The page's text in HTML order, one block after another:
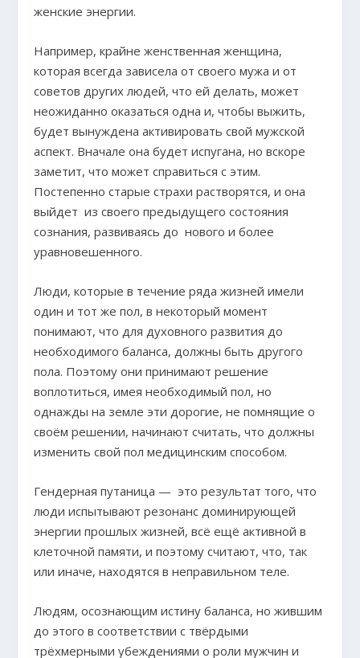
женские энергии.
Например, крайне женственная женщина,
которая всегда зависела от своего мужа и от
советов других людей, что ей делать, может
неожиданно оказаться одна и, чтобы выжить,
будет вынуждена активировать свой мужской
аспект. Вначале она будет испугана, но вскоре
заметит, что может справиться с этим.
Постепенно старые страхи растворятся, и она
выйдет из своего предыдущего состояния
сознания, развиваясь до нового и более
уравновешенного.
Люди, которые в течение ряда жизней имели
один и тот же пол, в некоторый момент
понимают, что для духовного развития до
необходимого баланса, должны быть другого
пола. Поэтому они принимают решение
воплотиться, имея необходимый пол, но
однажды на земле эти дорогие, не помнящие о
своём решении, начинают считать, что должны
изменить свой пол медицинским способом.
Гендерная путаница — это результат того, что
люди испытывают резонанс доминирующей
энергии прошлых жизней, всё ещё активной в
клеточной памяти, и поэтому считают, что, так
или иначе, находятся в неправильном теле.
Людям, осознающим истину баланса, но жившим
до этого в соответствии с твёрдыми
трёхмерными убеждениями о роли мужчин и